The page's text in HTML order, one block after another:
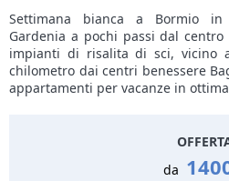
Settimana bianca a Bormio in
Gardenia a pochi passi dal
impianti di risalita di sci, vicino
chilometro dai centri benessere
appartamenti per vacanze in
da